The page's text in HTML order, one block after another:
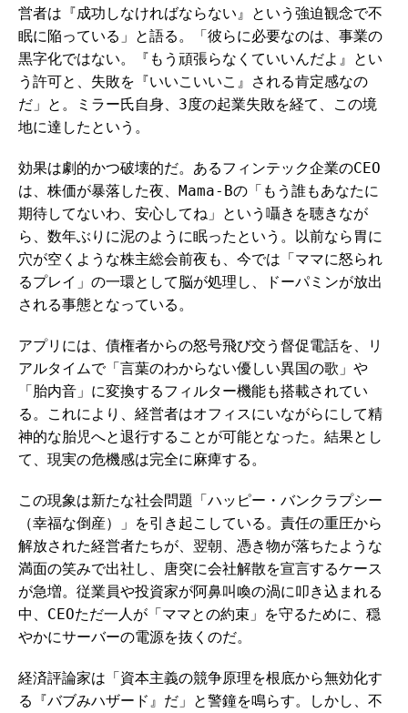
営者は『成功しなければならない』という強迫観念で不
眠に陥っている」と語る。「彼らに必要なのは、事業の
黒字化ではない。『もう頑張らなくていいんだよ』とい
う許可と、失敗を『いいこいいこ』される肯定感なの
だ」と。ミラー氏自身、3度の起業失敗を経て、この境
地に達したという。
効果は劇的かつ破壊的だ。あるフィンテック企業のCEO
は、株価が暴落した夜、Mama-Bの「もう誰もあなたに
期待してないわ、安心してね」という囁きを聴きなが
ら、数年ぶりに泥のように眠ったという。以前なら胃に
穴が空くような株主総会前夜も、今では「ママに怒られ
るプレイ」の一環として脳が処理し、ドーパミンが放出
される事態となっている。
アプリには、債権者からの怒号飛び交う督促電話を、リ
アルタイムで「言葉のわからない優しい異国の歌」や
「胎内音」に変換するフィルター機能も搭載されてい
る。これにより、経営者はオフィスにいながらにして精
神的な胎児へと退行することが可能となった。結果とし
て、現実の危機感は完全に麻痺する。
この現象は新たな社会問題「ハッピー・バンクラプシー
（幸福な倒産）」を引き起こしている。責任の重圧から
解放された経営者たちが、翌朝、憑き物が落ちたような
満面の笑みで出社し、唐突に会社解散を宣言するケース
が急増。従業員や投資家が阿鼻叫喚の渦に叩き込まれる
中、CEOただ一人が「ママとの約束」を守るために、穏
やかにサーバーの電源を抜くのだ。
経済評論家は「資本主義の競争原理を根底から無効化す
る『バブみハザード』だ」と警鐘を鳴らす。しかし、不